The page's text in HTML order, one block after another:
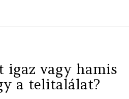
igaz vagy hamis
a telitalálat?